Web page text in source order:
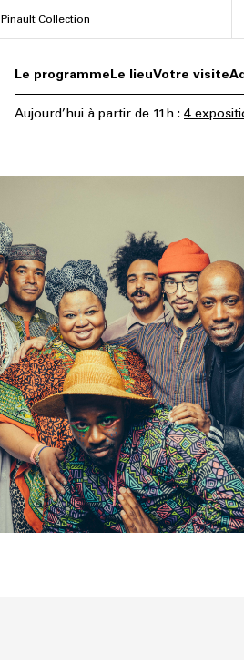
Pinault Collection
Le programmeLe lieuVotre visite
Aujourd’hui à partir de 11h : 4